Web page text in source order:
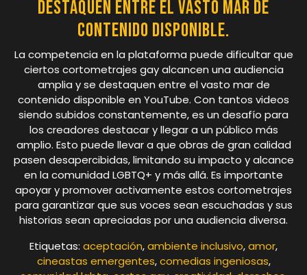
destaquen entre el vasto mar de
contenido disponible.
La competencia en la plataforma puede dificultar que
ciertos cortometrajes gay alcancen una audiencia
amplia y se destaquen entre el vasto mar de
contenido disponible en YouTube. Con tantos videos
siendo subidos constantemente, es un desafío para
los creadores destacar y llegar a un público más
amplio. Esto puede llevar a que obras de gran calidad
pasen desapercibidas, limitando su impacto y alcance
en la comunidad LGBTQ+ y más allá. Es importante
apoyar y promover activamente estos cortometrajes
para garantizar que sus voces sean escuchadas y sus
historias sean apreciadas por una audiencia diversa.
Etiquetas: aceptación,ambiente inclusivo,amor,
cineastas emergentes,comedias ingeniosas,